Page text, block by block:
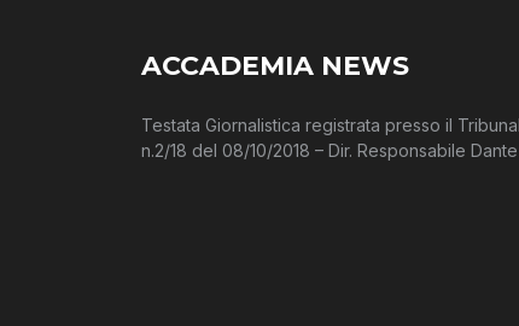
ACCADEMIA NEWS
Testata Giornalistica registrata presso il
n.2/18 del 08/10/2018 – Dir. Responsabile